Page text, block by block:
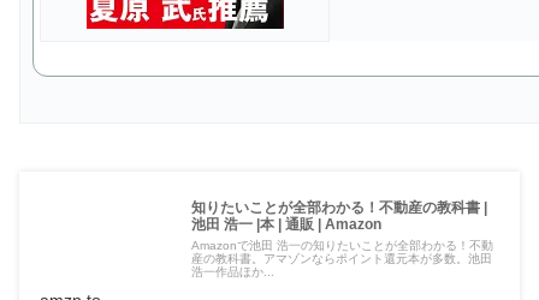
知りたいことが全部わかる！不動産の教科書 |
池田 浩一 |本 | 通販 | Amazon
Amazonで池田 浩一の知りたいことが全部わかる！不動
産の教科書。アマゾンならポイント還元本が多数。池田
浩一作品ほか...